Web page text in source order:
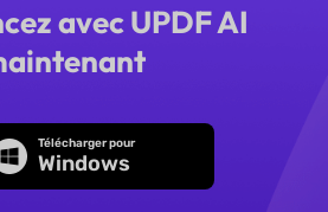
avec UPDF AI
Télécharger pour
Windows